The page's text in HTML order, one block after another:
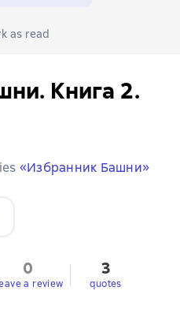
as read
Книга 2.
«Избранник Башни»
0
a review
3
quotes